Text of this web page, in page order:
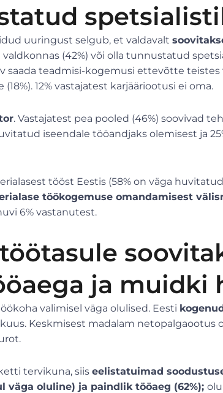
uuringust selgub, et valdavalt
valdkonnas (42%) või olla tunnustatud
saada teadmisi-kogemusi ettevõtte
12% vastajatest karjääriootusi ei oma.
. Vastajatest pea pooled (46%) soovivad
iseendale tööandjaks olemisest ja
tööst Eestis (58% on väga
töökogemuse omandamisest
6% vastanutest.
ja muidki
valimisel väga olulised. Eesti
kuus. Keskmisest madalam netopalgaootus
tervikuna, siis eelistatuimad
väga oluline) ja paindlik tööaeg (62%);